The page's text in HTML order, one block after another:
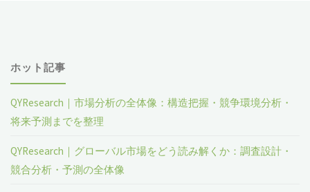
ホット記事
QYResearch｜市場分析の全体像：構造把握・競争環境分析・
将来予測までを整理
QYResearch｜グローバル市場をどう読み解くか：調査設計・
競合分析・予測の全体像